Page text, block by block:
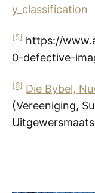
y_classification
[5] https://
0-defective-
[6] Die Bybel,
(Vereeniging,